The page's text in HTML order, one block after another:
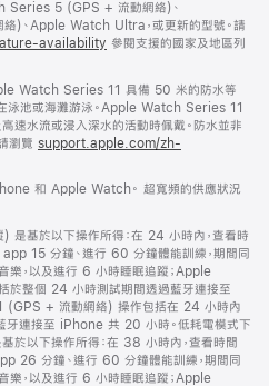
Series 5 (GPS + 流動網絡)、
)、Apple Watch Ultra，或更新的型號。請
availability 參閱支援的國家及地區列
Watch Series 11 具備 50 米的防水等
泳池或海灘游泳。Apple Watch Series 11
速水流或浸入深水的活動時佩戴。防水並非
瀏覽 support.apple.com/zh-
和 Apple Watch。 超寬頻的供應狀況
是基於以下操作所得：在 24 小時內，查看時
15 分鐘、進行 60 分鐘體能訓練，期間同
，以及進行 6 小時睡眠追蹤；Apple
整個 24 小時測試期間透過藍牙連接至
+ 流動網絡) 操作包括在 24 小時內
牙連接至 iPhone 共 20 小時。低耗電模式下
於以下操作所得：在 38 小時內，查看時間
26 分鐘、進行 60 分鐘體能訓練，期間同
，以及進行 6 小時睡眠追蹤；Apple